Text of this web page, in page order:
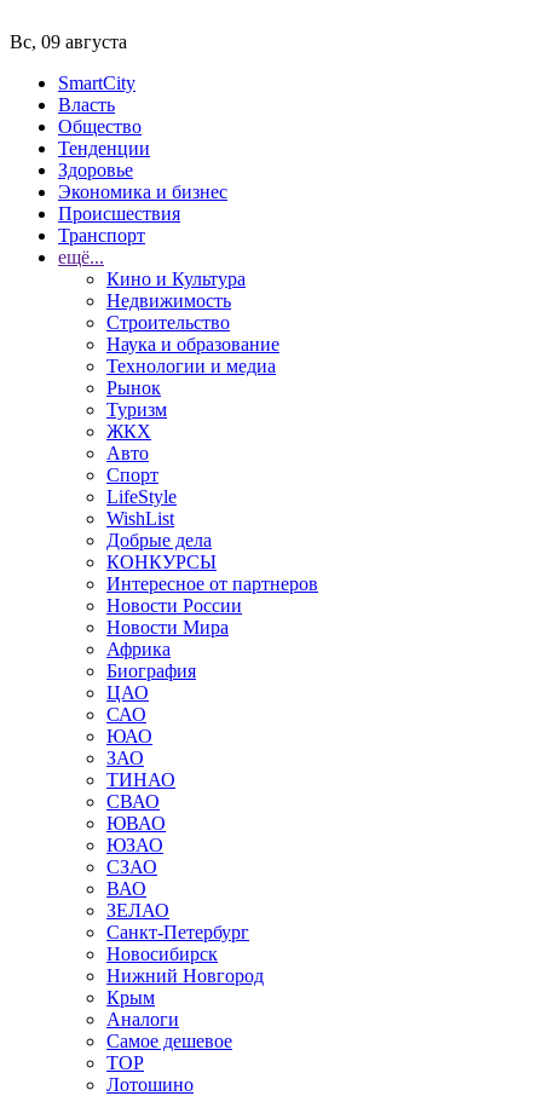
Вс, 09 августа
SmartCity
Власть
Общество
Тенденции
Здоровье
Экономика и бизнес
Происшествия
Транспорт
ещё...
Кино и Культура
Недвижимость
Строительство
Наука и образование
Технологии и медиа
Рынок
Туризм
ЖКХ
Авто
Спорт
LifeStyle
WishList
Добрые дела
КОНКУРСЫ
Интересное от партнеров
Новости России
Новости Мира
Африка
Биография
ЦАО
САО
ЮАО
ЗАО
ТИНАО
СВАО
ЮВАО
ЮЗАО
СЗАО
ВАО
ЗЕЛАО
Санкт-Петербург
Новосибирск
Нижний Новгород
Крым
Аналоги
Самое дешевое
TOP
Лотошино